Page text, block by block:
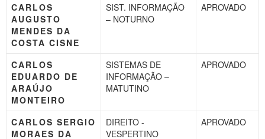
CARLOS
AUGUSTO
MENDES DA
COSTA CISNE
SIST. INFORMAÇÃO
– NOTURNO
APROVADO
CARLOS
EDUARDO DE
ARAÚJO
MONTEIRO
SISTEMAS DE
INFORMAÇÃO –
MATUTINO
APROVADO
CARLOS SERGIO
MORAES DA
DIREITO -
VESPERTINO
APROVADO